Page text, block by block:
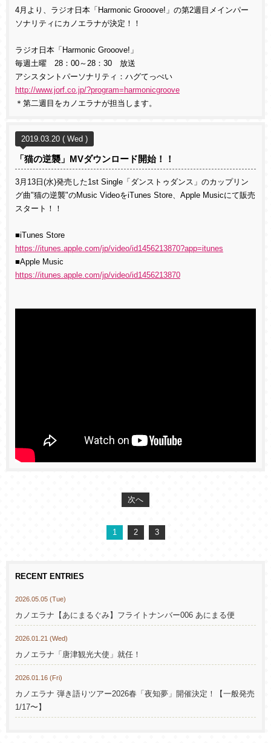
4月より、ラジオ日本「Harmonic Grooove!」の第2週目メインパー
ソナリティにカノエラナが決定！！
ラジオ日本「Harmonic Grooove!」
毎週土曜 28：00～28：30 放送
アシスタントパーソナリティ：ハグてっぺい
http://www.jorf.co.jp/?program=harmonicgroove
＊第二週目をカノエラナが担当します。
2019.03.20 ( Wed )
「猫の逆襲」MVダウンロード開始！！
3月13日(水)発売した1st Single「ダンストゥダンス」のカップリン
グ曲"猫の逆襲"のMusic VideoをiTunes Store、Apple Musicにて販売
スタート！！
■iTunes Store
https://itunes.apple.com/jp/video/id1456213870?app=itunes
■Apple Music
https://itunes.apple.com/jp/video/id1456213870
次へ
1 2 3
RECENT ENTRIES
2026.05.05 (Tue)
カノエラナ【あにまるぐみ】フライトナンバー006 あにまる便
2026.01.21 (Wed)
カノエラナ「唐津観光大使」就任！
2026.01.16 (Fri)
カノエラナ 弾き語りツアー2026春「夜知夢」開催決定！【一般発売
1/17〜】